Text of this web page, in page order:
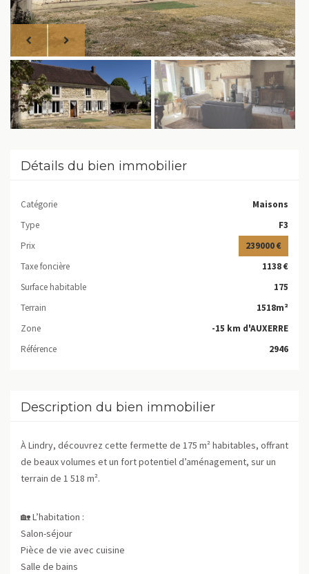
Détails du bien immobilier
Catégorie
Maisons
Type
F3
Prix
239000 €
Taxe foncière
1138 €
Surface habitable
175
Terrain
1518m²
Zone
-15 km d'AUXERRE
Référence
2946
Description du bien immobilier
À Lindry, découvrez cette fermette de 175 m² habitables, offrant
de beaux volumes et un fort potentiel d’aménagement, sur un
terrain de 1 518 m².
🏡 L’habitation :
Salon-séjour
Pièce de vie avec cuisine
Salle de bains